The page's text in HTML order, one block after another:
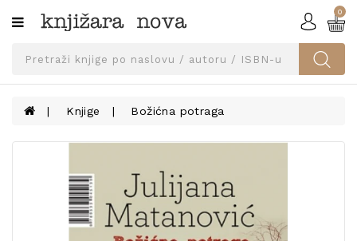
Kategorije
SVEUČILIŠNA
UDŽBENICI
KNJIGE
PRIBOR
0
Knjige Božićna potraga